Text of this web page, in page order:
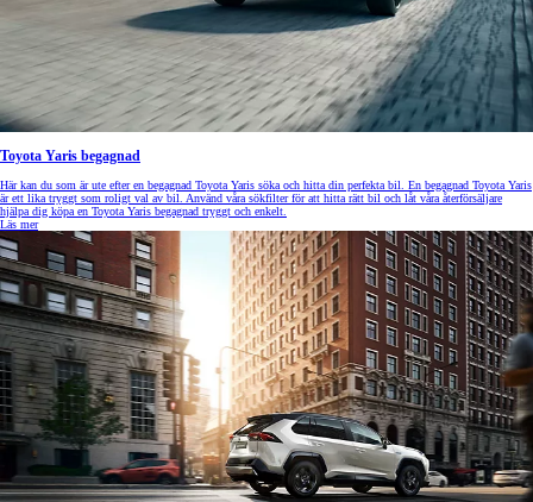
Toyota Yaris begagnad
Här kan du som är ute efter en begagnad Toyota Yaris söka och hitta din perfekta bil. En begagnad Toyota Yaris
är ett lika tryggt som roligt val av bil. Använd våra sökfilter för att hitta rätt bil och låt våra återförsäljare
hjälpa dig köpa en Toyota Yaris begagnad tryggt och enkelt.
Läs mer